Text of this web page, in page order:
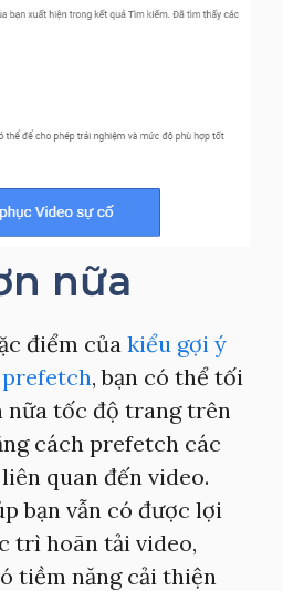
nữa
điểm của kiểu gợi ý
, bạn có thể tối
nữa tốc độ trang trên
cách prefetch các
quan đến video.
bạn vẫn có được lợi
trì hoãn tải video,
tiềm năng cải thiện